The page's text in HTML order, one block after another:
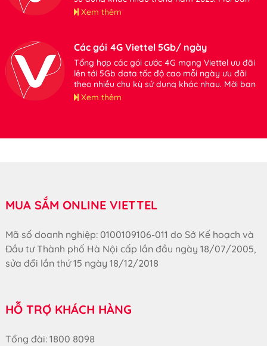
tham khảo.
Xem thêm
Các gói 4G Viettel 5Gb/ ngày
Tổng hợp các gói cước 4G mạng Viettel ưu đãi
lên tới 5Gb data tốc độ cao mỗi ngày ưu đãi
theo nhiều chu kỳ sử dụng khác nhau. Mời bạn
tham khảo.
Xem thêm
MUA SẮM ONLINE VIETTEL
Mã số doanh nghiệp: 0100109106-011 do Sở Kế hoạch và
Đầu tư Thành phố Hà Nội cấp lần đầu ngày 18/07/2005,
sửa đổi lần thứ 15 ngày 18/12/2018
HỖ TRỢ KHÁCH HÀNG
Tổng đài: 1800 8098